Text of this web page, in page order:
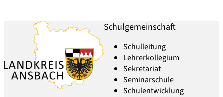
Schulgemeinschaft
Schulleitung
Lehrerkollegium
Sekretariat
Seminarschule
Schulentwicklung